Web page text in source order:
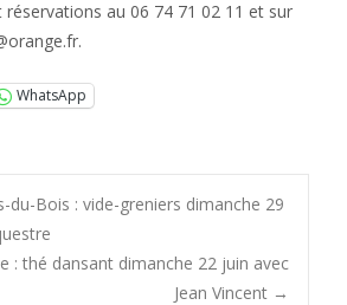
réservations au 06 74 71 02 11 et sur
WhatsApp
du-Bois : vide-greniers dimanche 29
: thé dansant dimanche 22 juin avec
Jean Vincent →